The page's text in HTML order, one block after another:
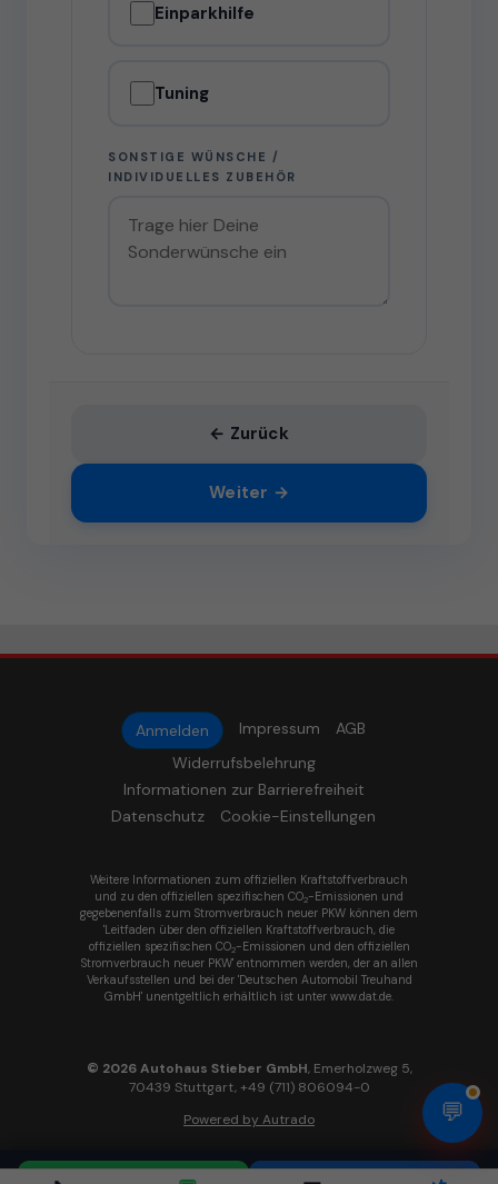
Einparkhilfe
Tuning
SONSTIGE WÜNSCHE /
INDIVIDUELLES ZUBEHÖR
← Zurück
Weiter →
Anmelden Impressum
AGB
Widerrufsbelehrung
Informationen zur Barrierefreiheit
Datenschutz
Cookie-Einstellungen
💬
Weitere Informationen zum offiziellen Kraftstoffverbrauch
und zu den offiziellen spezifischen CO2-Emissionen und
gegebenenfalls zum Stromverbrauch neuer PKW können dem
'Leitfaden über den offiziellen Kraftstoffverbrauch, die
offiziellen spezifischen CO2-Emissionen und den offiziellen
Stromverbrauch neuer PKW' entnommen werden, der an allen
Verkaufsstellen und bei der 'Deutschen Automobil Treuhand
GmbH' unentgeltlich erhältlich ist unter www.dat.de.
© 2026Autohaus Stieber GmbH, Emerholzweg 5,
70439 Stuttgart,+49 (711) 806094-0
Powered by Autrado